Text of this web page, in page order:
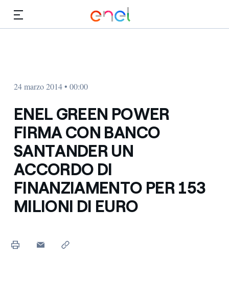
24 marzo 2014 • 00:00
ENEL GREEN POWER
FIRMA CON BANCO
SANTANDER UN
ACCORDO DI
FINANZIAMENTO PER 153
MILIONI DI EURO